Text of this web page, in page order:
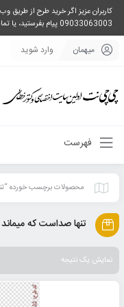
کاربران عزیز اگر خرید طرح از طریق
09033063003 پیام بفرستید، یا تماس بگیرید و طرح مورد نظر خود را دریافت نمایید.
میهمان وارد شوید
فهرست
محصولات برچسب خورده
تنها صداست که میماند
نمایش یک نتیجه